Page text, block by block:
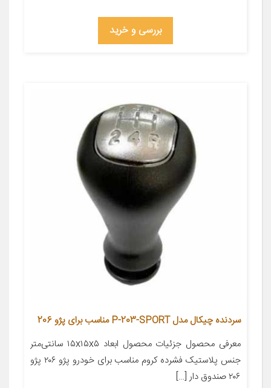
بررسی و خرید
سردنده چیکال مدل P-203-SPORT مناسب برای پژو 206
معرفی محصول جزئیات محصول ابعاد ۱۵x۱۵x۵ سانتی‌متر
جنس پلاستیک فشرده کروم مناسب برای خودرو پژو ۲۰۶ پژو
۲۰۶ صندوق دار […]